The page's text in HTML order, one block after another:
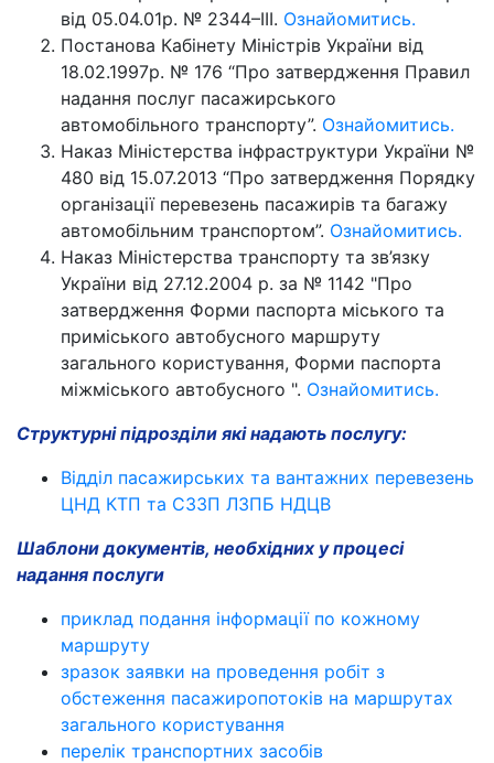
від 05.04.01р. № 2344–III. Ознайомитись.
Постанова Кабінету Міністрів України від
18.02.1997р. № 176 “Про затвердження Правил
надання послуг пасажирського
автомобільного транспорту”. Ознайомитись.
Наказ Міністерства інфраструктури України №
480 від 15.07.2013 “Про затвердження Порядку
організації перевезень пасажирів та багажу
автомобільним транспортом”. Ознайомитись.
Наказ Міністерства транспорту та зв’язку
України від 27.12.2004 р. за № 1142 "Про
затвердження Форми паспорта міського та
приміського автобусного маршруту
загального користування, Форми паспорта
міжміського автобусного ". Ознайомитись.
Структурні підрозділи які надають послугу:
Відділ пасажирських та вантажних перевезень
ЦНД КТП та СЗЗП ЛЗПБ НДЦВ
Шаблони документів, необхідних у процесі
надання послуги
приклад подання інформації по кожному
маршруту
зразок заявки на проведення робіт з
обстеження пасажиропотоків на маршрутах
загального користування
перелік транспортних засобів